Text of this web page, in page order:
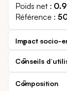
Poids net
Référence
Impact socio-
Conseils
Composition